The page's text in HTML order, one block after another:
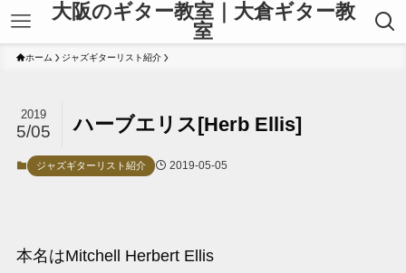
大阪のギター教室｜大倉ギター教
室
ホーム ジャズギターリスト紹介
ハーブエリス[Herb Ellis]
2019
5/05
ジャズギターリスト紹介 2019-05-05
本名はMitchell Herbert Ellis